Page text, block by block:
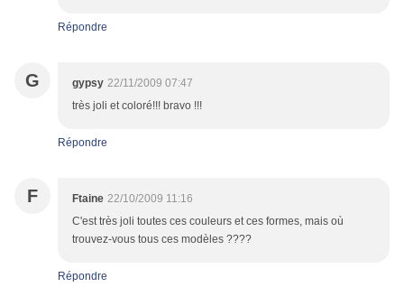
Répondre
G gypsy 22/11/2009 07:47
très joli et coloré!!! bravo !!!
Répondre
F Ftaine 22/10/2009 11:16
C'est très joli toutes ces couleurs et ces formes, mais où
trouvez-vous tous ces modèles ????
Répondre